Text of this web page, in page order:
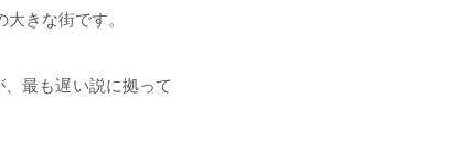
きな街です。
最も遅い説に拠って